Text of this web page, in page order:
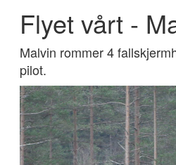
Flyet vårt -
Malvin rommer 4
pilot.